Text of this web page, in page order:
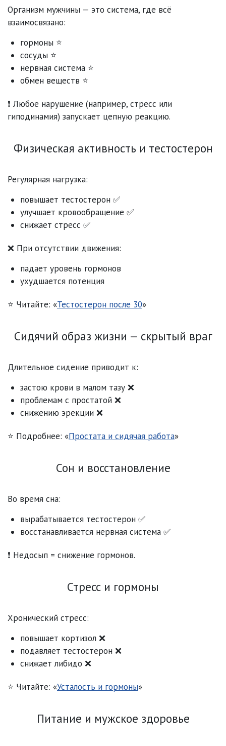
Организм мужчины — это система, где всё
взаимосвязано:
гормоны ⭐
сосуды ⭐
нервная система ⭐
обмен веществ ⭐
❗ Любое нарушение (например, стресс или
гиподинамия) запускает цепную реакцию.
Физическая активность и тестостерон
Регулярная нагрузка:
повышает тестостерон ✅
улучшает кровообращение ✅
снижает стресс ✅
❌ При отсутствии движения:
падает уровень гормонов
ухудшается потенция
⭐ Читайте: «Тестостерон после 30»
Сидячий образ жизни — скрытый враг
Длительное сидение приводит к:
застою крови в малом тазу ❌
проблемам с простатой ❌
снижению эрекции ❌
⭐ Подробнее: «Простата и сидячая работа»
Сон и восстановление
Во время сна:
вырабатывается тестостерон ✅
восстанавливается нервная система ✅
❗ Недосып = снижение гормонов.
Стресс и гормоны
Хронический стресс:
повышает кортизол ❌
подавляет тестостерон ❌
снижает либидо ❌
⭐ Читайте: «Усталость и гормоны»
Питание и мужское здоровье